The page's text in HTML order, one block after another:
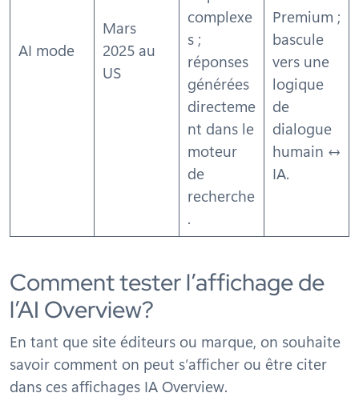
AI mode
Mars
2025 au
US
complexe
s ;
réponses
générées
directeme
nt dans le
moteur
de
recherche
.
Premium ;
bascule
vers une
logique
de
dialogue
humain ↔
IA.
Comment tester l’affichage de
l’AI Overview?
En tant que site éditeurs ou marque, on souhaite
savoir comment on peut s’afficher ou être citer
dans ces affichages IA Overview.